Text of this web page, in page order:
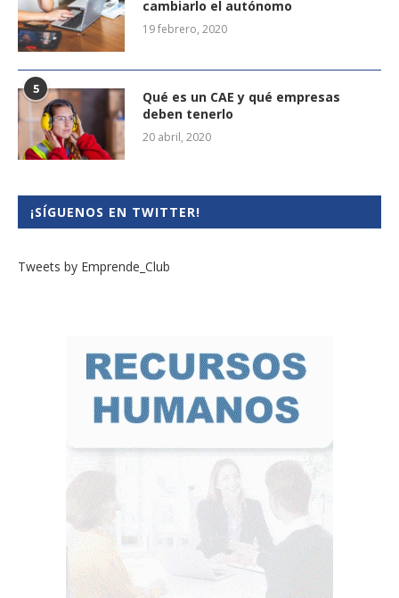
cambiarlo el autónomo
19 febrero, 2020
5
Qué es un CAE y qué empresas
deben tenerlo
20 abril, 2020
¡SÍGUENOS EN TWITTER!
Tweets by Emprende_Club